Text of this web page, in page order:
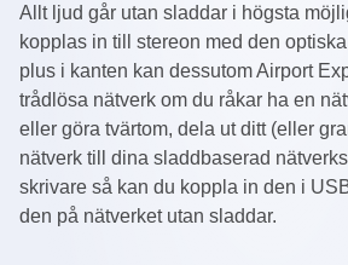
Allt ljud går utan sladdar i högsta
kopplas in till stereon med den
plus i kanten kan dessutom Airport
trådlösa nätverk om du råkar ha en
eller göra tvärtom, dela ut ditt (eller
nätverk till dina sladdbaserad
skrivare så kan du koppla in den i
den på nätverket utan sladdar.